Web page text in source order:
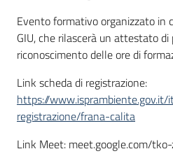
Evento formativo organizzato in
GIU, che rilascerà un attestato
riconoscimento delle ore di
Link scheda di registrazione:
https://
registrazione/frana-calita
Link Meet: meet.google.com/